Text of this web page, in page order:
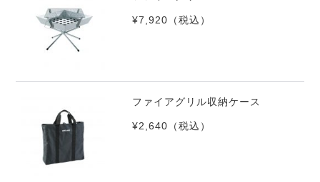
¥7,920 （税込）
ファイアグリル収納ケース
¥2,640 （税込）